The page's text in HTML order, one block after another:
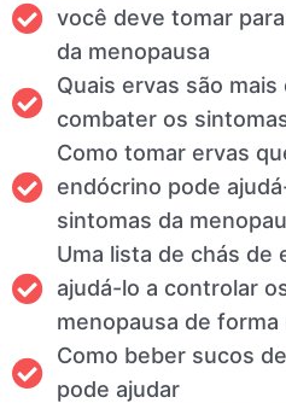
você deve tomar
da menopausa
Quais ervas são
combater os
Como tomar ervas
endócrino pode
sintomas da
Uma lista de chás de
ajudá-lo a controlar
menopausa de forma
Como beber sucos
pode ajudar